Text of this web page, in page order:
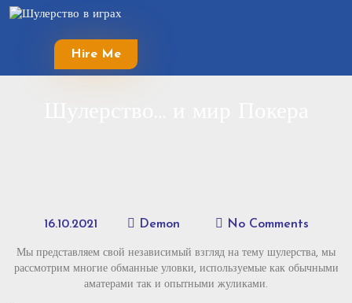
Skip
Hire Me
16.10.2021 Demon No Comments
Мы представляем свой независимый взгляд на тему шулерства, мы
рассмотрим многие обманные уловки, используемые как обычными
аматерами так и опытными жуликами.